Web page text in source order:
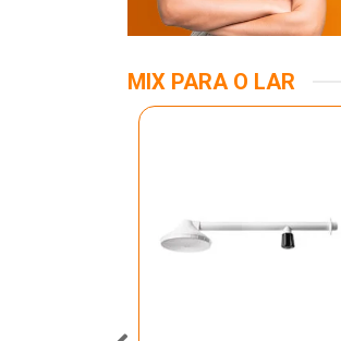
MIX PARA O LAR